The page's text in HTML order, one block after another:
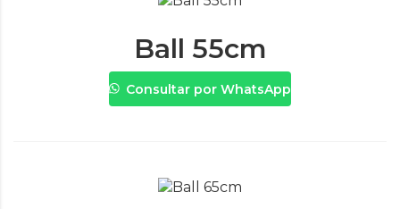
Ball 55cm
Consultar por WhatsApp